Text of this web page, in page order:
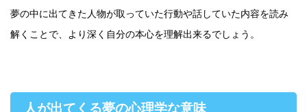
夢の中に出てきた人物が取っていた行動や話していた内容を読み
解くことで、より深く自分の本心を理解出来るでしょう。
人が出てくる夢の心理学な意味